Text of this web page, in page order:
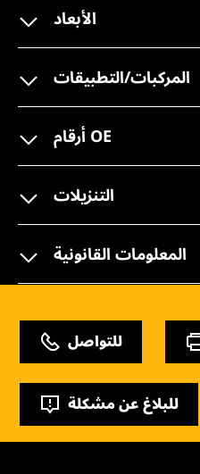
الأبعاد
المركبات/التطبيقات
أرقام OE
التنزيلات
المعلومات القانونية
للتواصل
للبلاغ عن مشكلة